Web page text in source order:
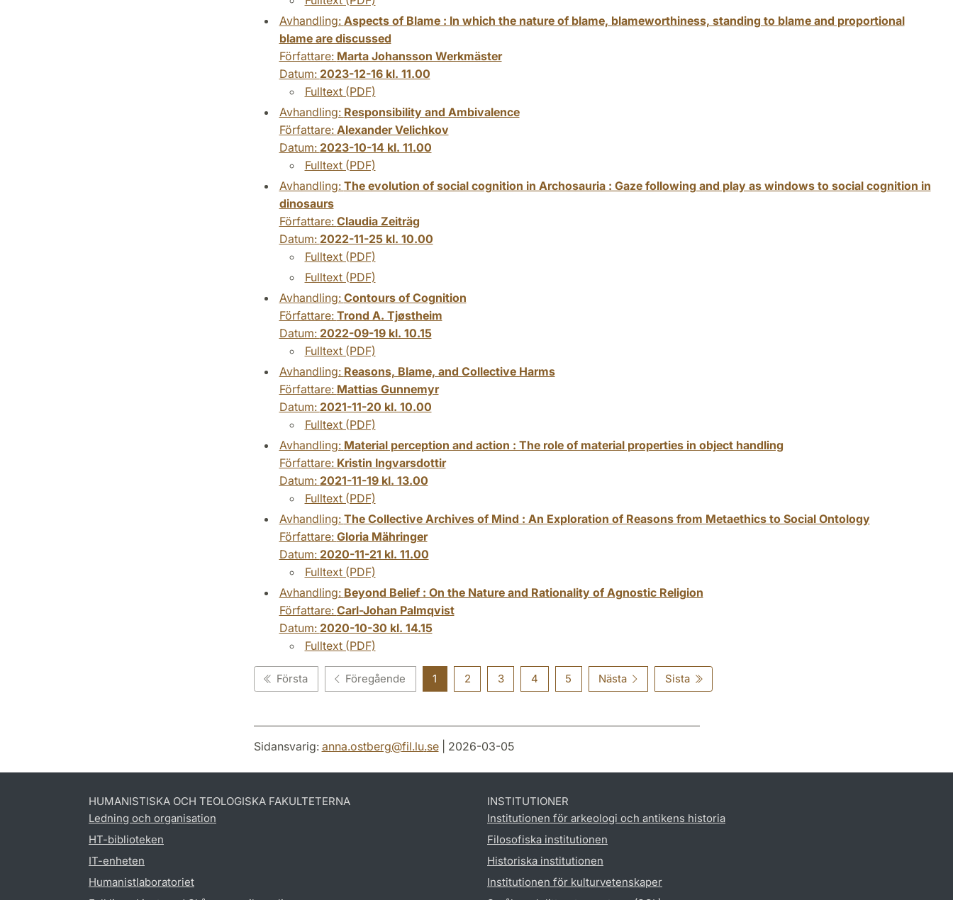
Avhandling: Aspects of Blame : In which the nature of blame, blameworthiness, standing to blame and proportional
blame are discussed
Författare: Marta Johansson Werkmäster
Datum: 2023-12-16 kl. 11.00
Fulltext (PDF)
Avhandling: Responsibility and Ambivalence
Författare: Alexander Velichkov
Datum: 2023-10-14 kl. 11.00
Fulltext (PDF)
Avhandling: The evolution of social cognition in Archosauria : Gaze following and play as windows to social cognition in
dinosaurs
Författare: Claudia Zeiträg
Datum: 2022-11-25 kl. 10.00
Fulltext (PDF)
Fulltext (PDF)
Avhandling: Contours of Cognition
Författare: Trond A. Tjøstheim
Datum: 2022-09-19 kl. 10.15
Fulltext (PDF)
Avhandling: Reasons, Blame, and Collective Harms
Författare: Mattias Gunnemyr
Datum: 2021-11-20 kl. 10.00
Fulltext (PDF)
Avhandling: Material perception and action : The role of material properties in object handling
Författare: Kristin Ingvarsdottir
Datum: 2021-11-19 kl. 13.00
Fulltext (PDF)
Avhandling: The Collective Archives of Mind : An Exploration of Reasons from Metaethics to Social Ontology
Författare: Gloria Mähringer
Datum: 2020-11-21 kl. 11.00
Fulltext (PDF)
Avhandling: Beyond Belief : On the Nature and Rationality of Agnostic Religion
Författare: Carl-Johan Palmqvist
Datum: 2020-10-30 kl. 14.15
Fulltext (PDF)
Första Föregående 1 2 3 4 5 Nästa Sista
Sidansvarig: anna.ostberg@fil.lu.se| 2026-03-05
HUMANISTISKA OCH TEOLOGISKA FAKULTETERNA
Ledning och organisation
HT-biblioteken
IT-enheten
Humanistlaboratoriet
INSTITUTIONER
Institutionen för arkeologi och antikens historia
Filosofiska institutionen
Historiska institutionen
Institutionen för kulturvetenskaper